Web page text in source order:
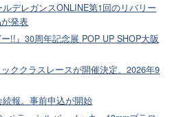
デレガンスONLINE第1回のリバリー
発表
!!』30周年記念展 POP UP SHOP大阪
ククラスレースが開催決定。2026年9
報。事前申込が開始